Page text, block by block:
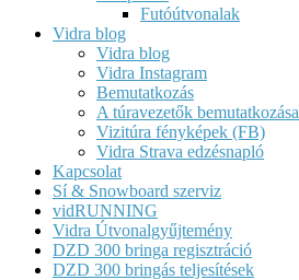
Futóútvonalak
Vidra blog
Vidra blog
Vidra Instagram
Bemutatkozás
A túravezetők bemutatkozása
Vizitúra fényképek (FB)
Vidra Strava edzésnapló
Kapcsolat
Sí & Snowboard szerviz
vidRUNNING
Vidra Útvonalgyűjtemény
DZD 300 bringa regisztráció
DZD 300 bringás teljesítések